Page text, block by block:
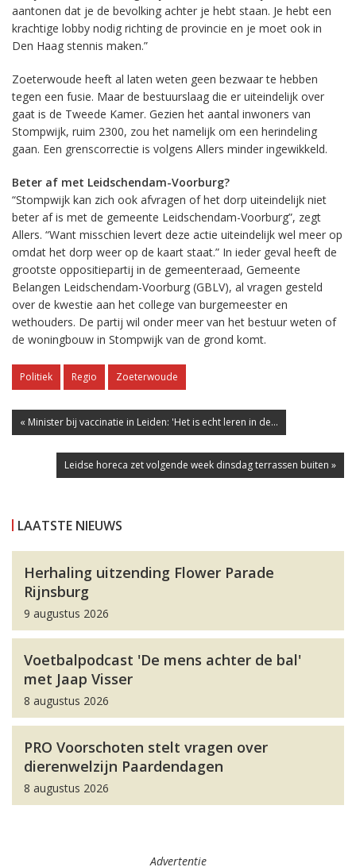
aantonen dat je de bevolking achter je hebt staan. Je hebt een
krachtige lobby nodig richting de provincie en je moet ook in
Den Haag stennis maken.”
Zoeterwoude heeft al laten weten geen bezwaar te hebben
tegen een fusie. Maar de bestuurslaag die er uiteindelijk over
gaat is de Tweede Kamer. Gezien het aantal inwoners van
Stompwijk, ruim 2300, zou het namelijk om een herindeling
gaan. Een grenscorrectie is volgens Allers minder ingewikkeld.
Beter af met Leidschendam-Voorburg?
“Stompwijk kan zich ook afvragen of het dorp uiteindelijk niet
beter af is met de gemeente Leidschendam-Voorburg”, zegt
Allers. “Want misschien levert deze actie uiteindelijk wel meer op
omdat het dorp weer op de kaart staat.” In ieder geval heeft de
grootste oppositiepartij in de gemeenteraad, Gemeente
Belangen Leidschendam-Voorburg (GBLV), al vragen gesteld
over de kwestie aan het college van burgemeester en
wethouders. De partij wil onder meer van het bestuur weten of
de woningbouw in Stompwijk van de grond komt.
Politiek Regio Zoeterwoude
« Minister bij vaccinatie in Leiden: 'Het is echt leren in de...
Leidse horeca zet volgende week dinsdag terrassen buiten »
LAATSTE NIEUWS
Herhaling uitzending Flower Parade
Rijnsburg
9 augustus 2026
Voetbalpodcast 'De mens achter de bal'
met Jaap Visser
8 augustus 2026
PRO Voorschoten stelt vragen over
dierenwelzijn Paardendagen
8 augustus 2026
Advertentie